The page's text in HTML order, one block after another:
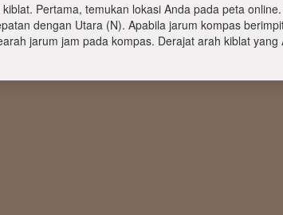
Pertama, temukan lokasi Anda pada peta
dengan Utara (N). Apabila jarum kompas
jarum jam pada kompas. Derajat arah kiblat yang